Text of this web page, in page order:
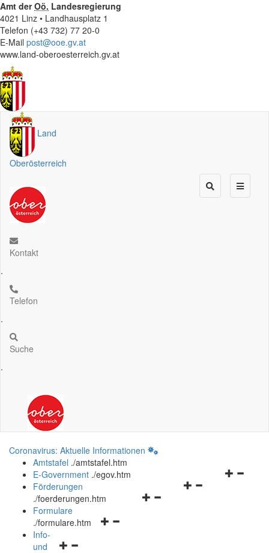
Amt derOö. Landesregierung
4021 Linz • Landhausplatz 1
Telefon (+43 732) 77 20-0
E-Mail post@ooe.gv.at
www.land-oberoesterreich.gv.at
Land
Oberösterreich
Kontakt
.
Telefon
.
Suche
.
Coronavirus: Aktuelle Informationen
Amtstafel ./amtstafel.htm
Navigationsmenü
E-Government ./egov.htm
Navigationsmenü
Förderungen
./foerderungen.htm
Navigationsmenü
Formulare
./formulare.htm
Navigationsmenü
Info-
und